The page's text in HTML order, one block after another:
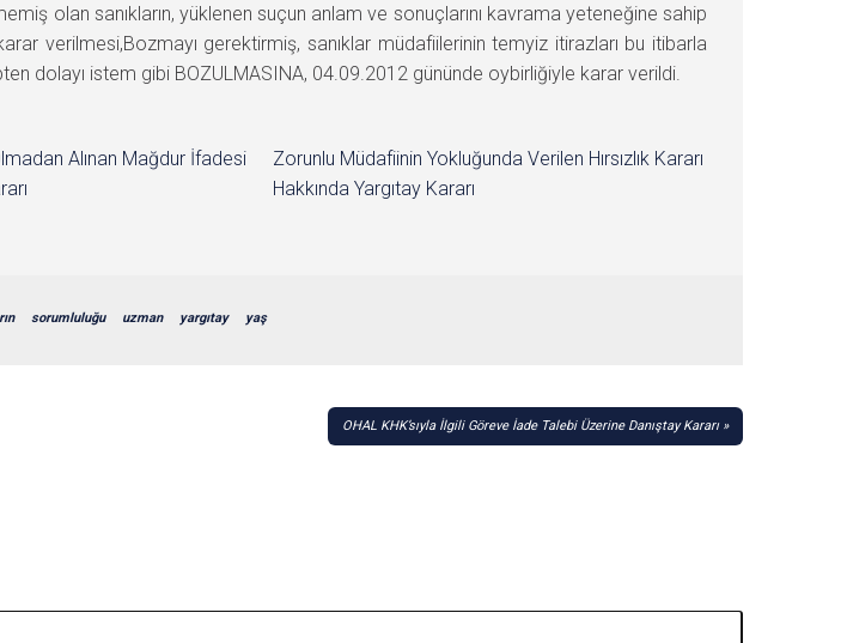
olan sanıkların, yüklenen suçun anlam ve sonuçlarını kavrama yeteneğine sahip
verilmesi,Bozmayı gerektirmiş, sanıklar müdafiilerinin temyiz itirazları bu itibarla
dolayı istem gibi BOZULMASINA, 04.09.2012 gününde oybirliğiyle karar verildi.
Alınan Mağdur İfadesi
Zorunlu Müdafiinin Yokluğunda Verilen Hırsızlık Kararı
Hakkında Yargıtay Kararı
sorumluluğu uzman yargıtay yaş
OHAL KHK’sıyla İlgili Göreve İade Talebi Üzerine Danıştay Kararı